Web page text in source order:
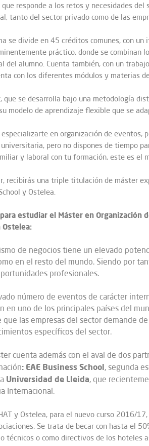
que responde a los retos y necesidades
tanto del sector privado como de las
se divide en 45 créditos comunes, con
práctico, donde se combinan
del alumno. Cuenta también, con un
con los diferentes módulos y materias
que se desarrolla bajo una metodología
modelo de aprendizaje flexible que se
en organización de eventos,
pero no dispones de tiempo
y laboral con tu formación, este es el
recibirás una triple titulación de máster
y Ostelea.
estudiar el Máster en Organización
Ostelea:
de negocios tiene un elevado
en el resto del mundo. Siendo por
profesionales.
número de eventos de carácter
en uno de los principales países del
que las empresas del sector demande
específicos del sector.
cuenta además con el aval de dos
: EAE Business School, segunda
Universidad de Lleida, que
Internacional.
y Ostelea, para el nuevo curso 2016/
Se trata de becar con hasta el
técnicos o como directivos de los hoteles